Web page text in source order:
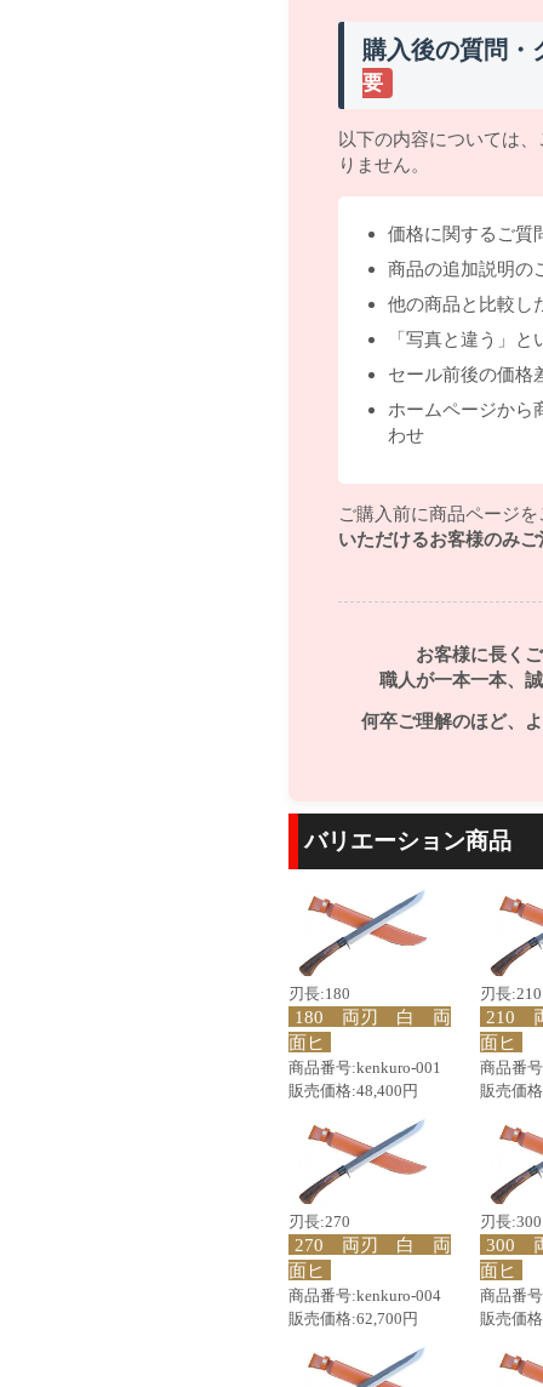
購入後の質問・
要
以下の内容については
りません。
価格に関するご質
商品の追加説明の
他の商品と比較し
「写真と違う」
セール前後の価格
ホームページから
わせ
ご購入前に商品ページ
いただけるお客様のみ
お客様に長く
職人が一本一本、
何卒ご理解のほど、
バリエーション商品
刃長:180
180 両刃 白 両
面ヒ
商品番号:kenkuro-001
販売価格:48,400円
刃長:210
210
面ヒ
商品番
販売価
刃長:270
270 両刃 白 両
面ヒ
商品番号:kenkuro-004
販売価格:62,700円
刃長:300
300
面ヒ
商品番
販売価